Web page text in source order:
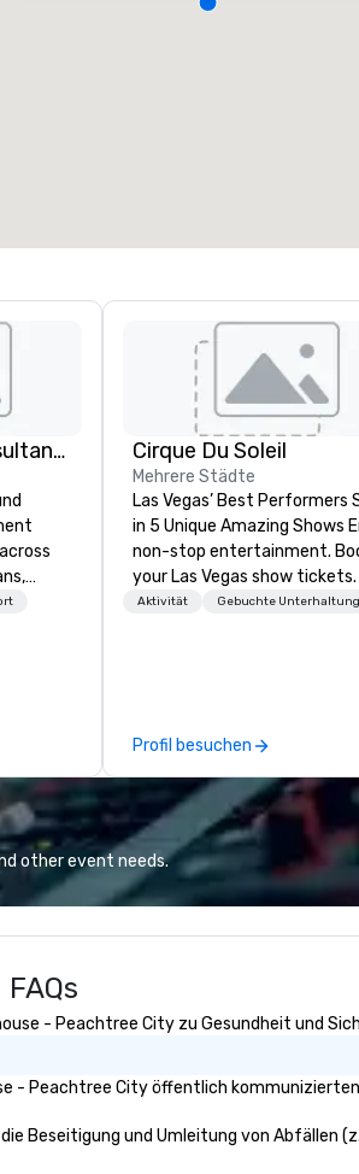
414 Logistical Consultants, LLC
team
and
that
Cirque Du Soleil
Mehrere Städte
Las Vegas’ Best Performers
in 5 Unique Amazing Shows
non-stop entertainment.
your Las Vegas show tickets.
Aktivität Gebuchte Unterhaltung
Profil besuchen
other event needs.
- Peachtree City zu Gesundheit und
- Peachtree City öffentlich
Beseitigung und Umleitung von Abfällen